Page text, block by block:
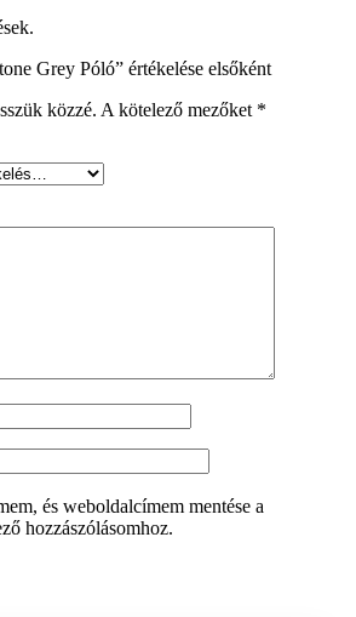
Grey Póló” értékelése elsőként
közzé. A kötelező mezőket *
és weboldalcímem mentése a
hozzászólásomhoz.